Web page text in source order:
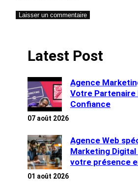
Latest Post
Agence
Votre Partenaire
Confiance
07 août 2026
Agence Web
Marketing Digital
votre présence
01 août 2026